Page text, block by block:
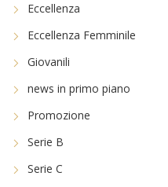
Eccellenza
Eccellenza Femminile
Giovanili
news in primo piano
Promozione
Serie B
Serie C